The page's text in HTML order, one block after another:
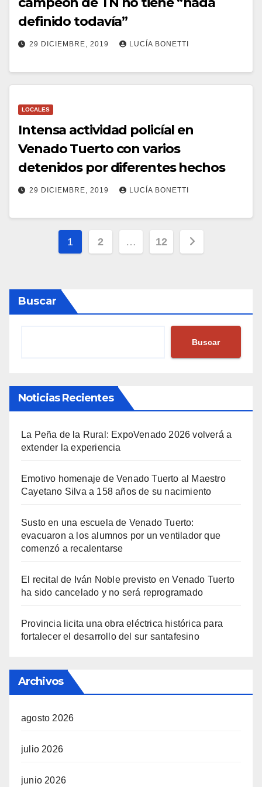
definido todavía”
29 DICIEMBRE, 2019 LUCÍA BONETTI
LOCALES
Intensa actividad policíal en
Venado Tuerto con varios
detenidos por diferentes hechos
29 DICIEMBRE, 2019 LUCÍA BONETTI
Paginación
entradas
1 2 … 12
Buscar
Buscar
Noticias Recientes
La Peña de la Rural: ExpoVenado 2026 volverá a
extender la experiencia
Emotivo homenaje de Venado Tuerto al Maestro
Cayetano Silva a 158 años de su nacimiento
Susto en una escuela de Venado Tuerto:
evacuaron a los alumnos por un ventilador que
comenzó a recalentarse
El recital de Iván Noble previsto en Venado Tuerto
ha sido cancelado y no será reprogramado
Provincia licita una obra eléctrica histórica para
fortalecer el desarrollo del sur santafesino
Archivos
agosto 2026
julio 2026
junio 2026